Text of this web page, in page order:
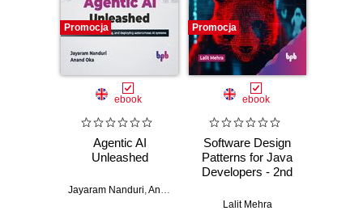
Promocja
ebook
Agentic AI
Unleashed
Jayaram Nanduri Anand Oka
Promocja
ebook
Software Design
Patterns for Java
Developers - 2nd
Lalit Mehra